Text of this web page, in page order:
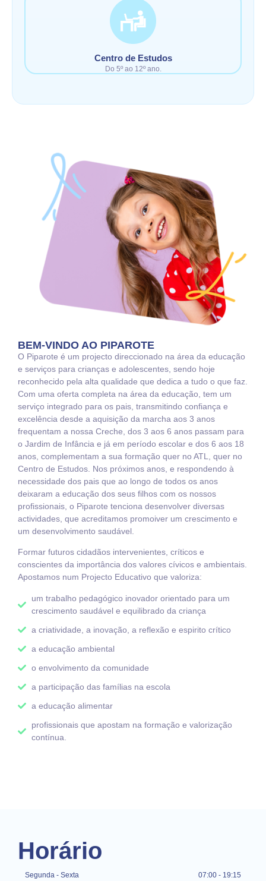
Centro de Estudos
Do 5º ao 12º ano.
BEM-VINDO AO PIPAROTE
O Piparote é um projecto direccionado na área da educação
e serviços para crianças e adolescentes, sendo hoje
reconhecido pela alta qualidade que dedica a tudo o que faz.
Com uma oferta completa na área da educação, tem um
serviço integrado para os pais, transmitindo confiança e
excelência desde a aquisição da marcha aos 3 anos
frequentam a nossa Creche, dos 3 aos 6 anos passam para
o Jardim de Infância e já em período escolar e dos 6 aos 18
anos, complementam a sua formação quer no ATL, quer no
Centro de Estudos. Nos próximos anos, e respondendo à
necessidade dos pais que ao longo de todos os anos
deixaram a educação dos seus filhos com os nossos
profissionais, o Piparote tenciona desenvolver diversas
actividades, que acreditamos promoiver um crescimento e
um desenvolvimento saudável.
Formar futuros cidadãos intervenientes, críticos e
conscientes da importância dos valores cívicos e ambientais.
Apostamos num Projecto Educativo que valoriza:
um trabalho pedagógico inovador orientado para um
crescimento saudável e equilibrado da criança
a criatividade, a inovação, a reflexão e espirito crítico
a educação ambiental
o envolvimento da comunidade
a participação das famílias na escola
a educação alimentar
profissionais que apostam na formação e valorização
contínua.
Horário
Segunda - Sexta 07:00 - 19:15